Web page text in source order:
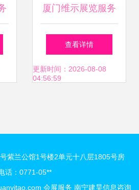
厦门维示展览服务
专业赋能，打造卓
越展会体验
查看详情
更新时间：2026-08-08
04:56:59
紫兰公馆1号楼2单元十八层1805号房
话：0771-05**
会展服务 南宁建昊信息咨询